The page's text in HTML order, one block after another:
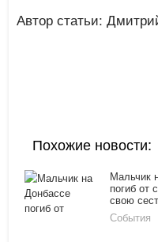
Автор статьи:
Похожие новости:
Мальчик
погиб от
свою
События